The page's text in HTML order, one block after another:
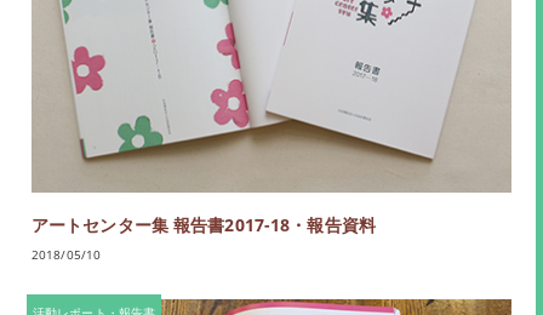
アートセンター集 報告書2017-18・報告資料
2018/05/10